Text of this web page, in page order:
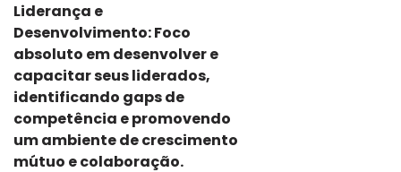
Liderança e
Desenvolvimento: Foco
absoluto em desenvolver e
capacitar seus liderados,
identificando gaps de
competência e promovendo
um ambiente de crescimento
mútuo e colaboração.